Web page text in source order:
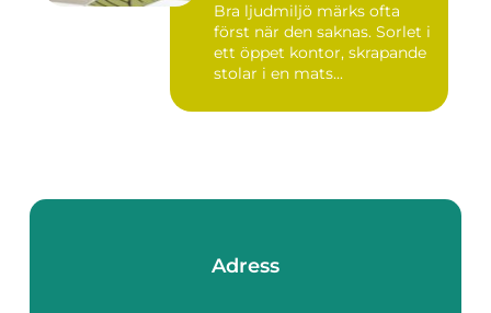
Bra ljudmiljö märks ofta
först när den saknas. Sorlet i
ett öppet kontor, skrapande
stolar i en mats...
Adress